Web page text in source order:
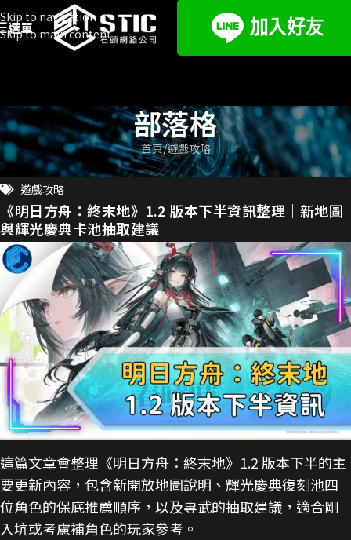
Skip to navigation
Skip to main content
選單
部落格
首頁 遊戲攻略
遊戲攻略
《明日方舟：終末地》1.2 版本下半資訊整理｜新地圖
與輝光慶典卡池抽取建議
這篇文章會整理《明日方舟：終末地》1.2 版本下半的主
要更新內容，包含新開放地圖說明、輝光慶典復刻池四
位角色的保底推薦順序，以及專武的抽取建議，適合剛
入坑或考慮補角色的玩家參考。